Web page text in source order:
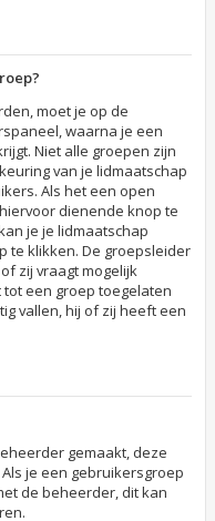
moet je op de
waarna je een
Niet alle groepen zijn
van je lidmaatschap
Als het een open
dienende knop te
je je lidmaatschap
te klikken. De groepsleider
zij vraagt mogelijk
een groep toegelaten
vallen, hij of zij heeft een
gemaakt, deze
je een gebruikersgroep
de beheerder, dit kan